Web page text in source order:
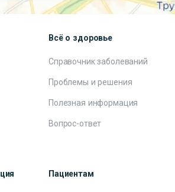
Всё о здоровье
Справочник заболеваний
Проблемы и решения
Полезная информация
Вопрос-ответ
Пациентам